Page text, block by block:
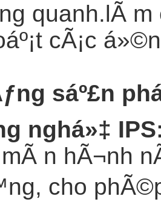
quanh.lÃ m
cÃ¡c
sáº£n
nghá»‡ IPS
n hÃ¬nh
cho